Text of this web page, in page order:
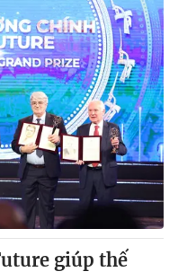
giúp thế